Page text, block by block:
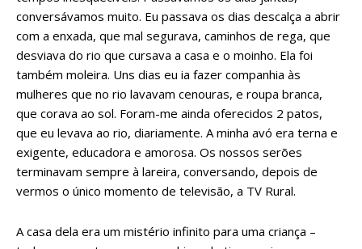
conversávamos muito. Eu passava os dias descalça a abrir
com a enxada, que mal segurava, caminhos de rega, que
desviava do rio que cursava a casa e o moinho. Ela foi
também moleira. Uns dias eu ia fazer companhia às
mulheres que no rio lavavam cenouras, e roupa branca,
que corava ao sol. Foram-me ainda oferecidos 2 patos,
que eu levava ao rio, diariamente. A minha avó era terna e
exigente, educadora e amorosa. Os nossos serões
terminavam sempre à lareira, conversando, depois de
vermos o único momento de televisão, a TV Rural.
A casa dela era um mistério infinito para uma criança –